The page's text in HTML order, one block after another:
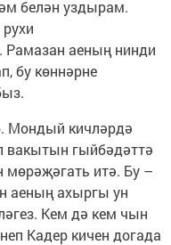
белән уздырам.
аеның нинди
бу көннәрне
Мондый кичләрдә
вакытын гыйбәдәттә
мөрәҗәгать итә. Бу –
аеның ахыргы ун
Кем дә кем чын
Кадер кичен догада